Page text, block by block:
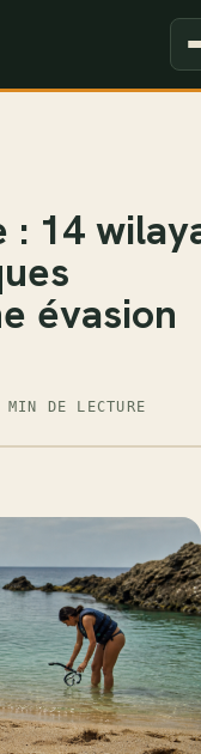
: 14
évasion
MIN DE LECTURE